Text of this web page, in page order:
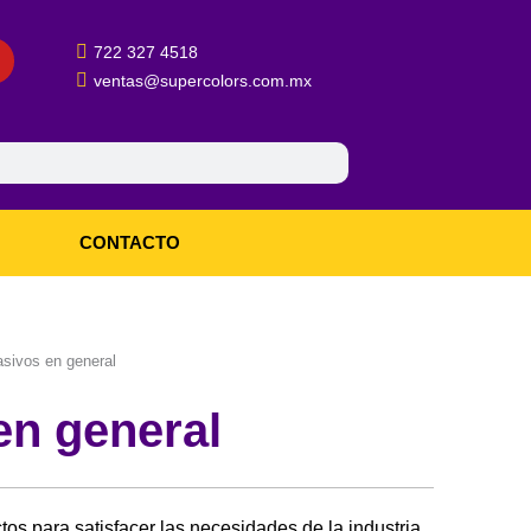
722 327 4518
ventas@supercolors.com.mx
CONTACTO
en general
general